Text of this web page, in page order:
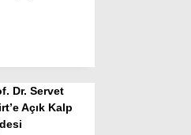
Dr. Servet
Açık Kalp